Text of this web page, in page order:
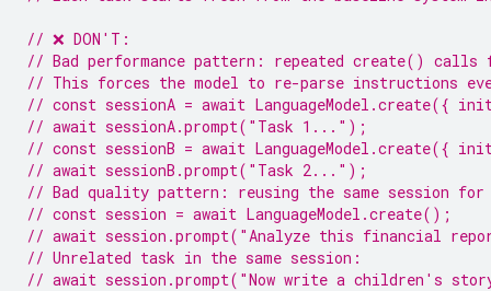
// ❌ DON'T:
// Bad performance pattern: repeated create()
// This forces the model to re-parse instructions
// const sessionA = await
// await sessionA.prompt("Task 1...");
// const sessionB = await
// await sessionB.prompt("Task 2...");
// Bad quality pattern: reusing the same session
// const session = await LanguageModel.create();
// await session.prompt("Analyze this financial
// Unrelated task in the same session:
// await session.prompt("Now write a children's